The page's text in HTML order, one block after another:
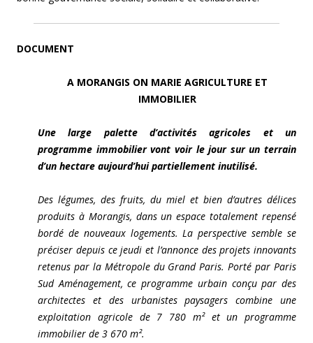
DOCUMENT
A MORANGIS ON MARIE AGRICULTURE ET
IMMOBILIER
Une large palette d’activités agricoles et un
programme immobilier vont voir le jour sur un terrain
d’un hectare aujourd’hui partiellement inutilisé.
Des légumes, des fruits, du miel et bien d’autres délices
produits à Morangis, dans un espace totalement repensé
bordé de nouveaux logements. La perspective semble se
préciser depuis ce jeudi et l’annonce des projets innovants
retenus par la Métropole du Grand Paris. Porté par Paris
Sud Aménagement, ce programme urbain conçu par des
architectes et des urbanistes paysagers combine une
exploitation agricole de 7 780 m² et un programme
immobilier de 3 670 m².